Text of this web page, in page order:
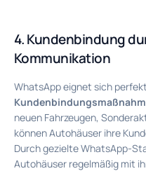
4. Kundenbindung
Kommunikation
WhatsApp eignet sich
neuen Fahrzeugen,
können Autohäuser ihre
Durch gezielte WhatsApp-
Autohäuser regelmäßig mit